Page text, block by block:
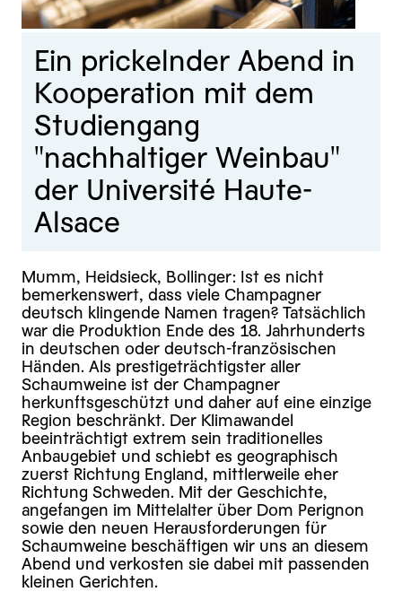
Ein prickelnder Abend in
Kooperation mit dem
Studiengang
"nachhaltiger Weinbau"
der Université Haute-
Alsace
Mumm, Heidsieck, Bollinger: Ist es nicht
bemerkenswert, dass viele Champagner
deutsch klingende Namen tragen? Tatsächlich
war die Produktion Ende des 18. Jahrhunderts
in deutschen oder deutsch-französischen
Händen. Als prestigeträchtigster aller
Schaumweine ist der Champagner
herkunftsgeschützt und daher auf eine einzige
Region beschränkt. Der Klimawandel
beeinträchtigt extrem sein traditionelles
Anbaugebiet und schiebt es geographisch
zuerst Richtung England, mittlerweile eher
Richtung Schweden. Mit der Geschichte,
angefangen im Mittelalter über Dom Perignon
sowie den neuen Herausforderungen für
Schaumweine beschäftigen wir uns an diesem
Abend und verkosten sie dabei mit passenden
kleinen Gerichten.